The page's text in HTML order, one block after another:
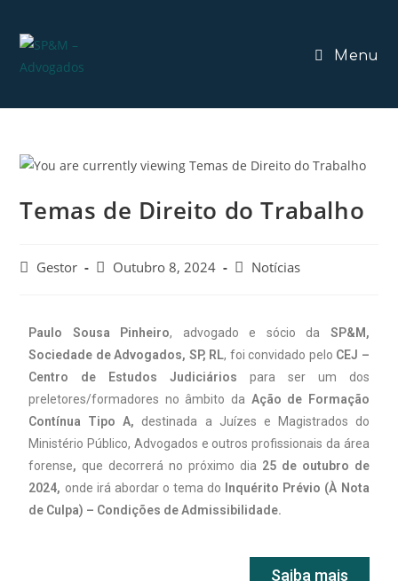
Menu
Temas de Direito do Trabalho
Gestor Outubro 8, 2024 Notícias
Paulo Sousa Pinheiro, advogado e sócio da SP&M,
Sociedade de Advogados, SP, RL, foi convidado pelo CEJ –
Centro de Estudos Judiciários para ser um dos
preletores/formadores no âmbito da Ação de Formação
Contínua Tipo A, destinada a Juízes e Magistrados do
Ministério Público, Advogados e outros profissionais da área
forense, que decorrerá no próximo dia 25 de outubro de
2024, onde irá abordar o tema do
Inquérito Prévio (À Nota
de Culpa) – Condições de Admissibilidade.
Saiba mais